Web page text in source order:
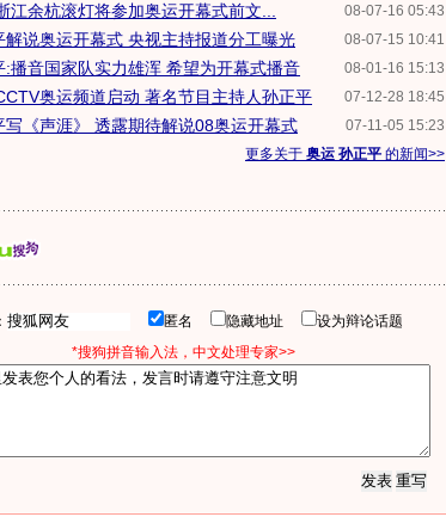
08-07-16 05:43
江余杭滚灯将参加奥运开幕式前文...
08-07-15 10:41
解说奥运开幕式 央视主持报道分工曝光
08-01-16 15:13
:播音国家队实力雄浑 希望为开幕式播音
07-12-28 18:45
奥运频道启动 著名节目主持人孙正平
07-11-05 15:23
写《声涯》 透露期待解说08奥运开幕式
更多关于 奥运 孙正平 的新闻>>
匿名 隐藏地址
设为辩论话题
*搜狗拼音输入法，中文处理专家>>